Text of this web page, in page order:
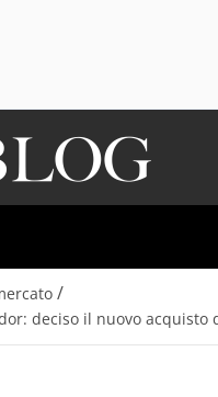
/
deciso il nuovo acquisto